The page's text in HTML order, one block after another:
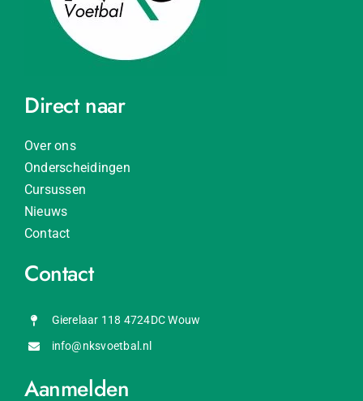
Direct naar
Over ons
Onderscheidingen
Cursussen
Nieuws
Contact
Contact
Gierelaar 118 4724DC Wouw
info@nksvoetbal.nl
Aanmelden